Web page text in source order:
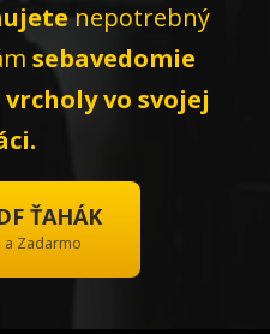
nepotrebný
sebavedomie
vrcholy vo svojej
ŤAHÁK
Zadarmo